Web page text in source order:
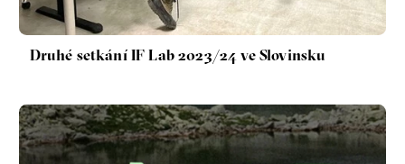
Druhé setkání IF Lab 2023/24 ve Slovinsku